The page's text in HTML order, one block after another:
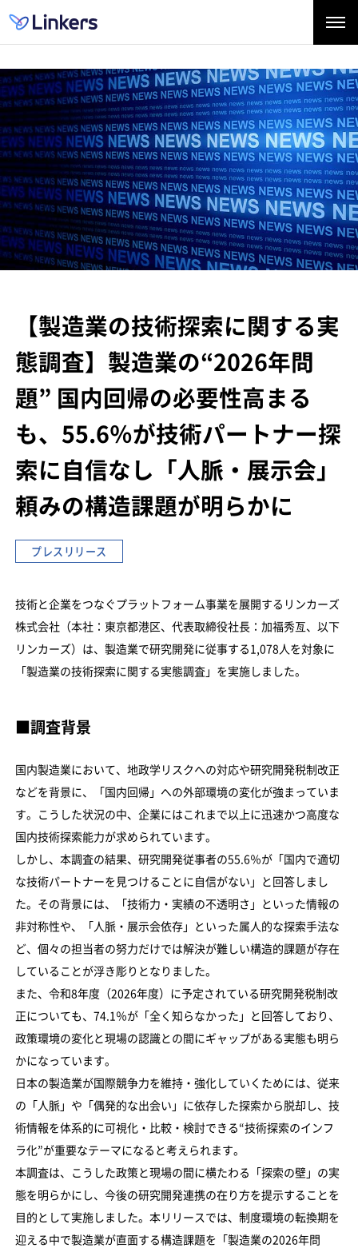
【製造業の技術探索に関する実
態調査】 製造業の“2026年問
題” 国内回帰の必要性高まる
も、55.6％が技術パートナー探
索に自信なし
「人脈・展示会」
頼みの構造課題が明らかに
プレスリリース
技術と企業をつなぐプラットフォーム事業を展開するリンカーズ
株式会社（本社：東京都港区、代表取締役社長：加福秀亙、以下
リンカーズ）は、製造業で研究開発に従事する1,078人を対象に
「製造業の技術探索に関する実態調査」を実施しました。
■調査背景
国内製造業において、地政学リスクへの対応や研究開発税制改正
などを背景に、「国内回帰」への外部環境の変化が強まっていま
す。こうした状況の中、企業にはこれまで以上に迅速かつ高度な
国内技術探索能力が求められています。
しかし、本調査の結果、研究開発従事者の55.6％が「国内で適切
な技術パートナーを見つけることに自信がない」と回答しまし
た。その背景には、「技術力・実績の不透明さ」といった情報の
非対称性や、「人脈・展示会依存」といった属人的な探索手法な
ど、個々の担当者の努力だけでは解決が難しい構造的課題が存在
していることが浮き彫りとなりました。
また、令和8年度（2026年度）に予定されている研究開発税制改
正についても、74.1％が「全く知らなかった」と回答しており、
政策環境の変化と現場の認識との間にギャップがある実態も明ら
かになっています。
日本の製造業が国際競争力を維持・強化していくためには、従来
の「人脈」や「偶発的な出会い」に依存した探索から脱却し、技
術情報を体系的に可視化・比較・検討できる“技術探索のインフ
ラ化”が重要なテーマになると考えられます。
本調査は、こうした政策と現場の間に横たわる「探索の壁」の実
態を明らかにし、今後の研究開発連携の在り方を提示することを
目的として実施しました。本リリースでは、制度環境の転換期を
迎える中で製造業が直面する構造課題を「製造業の2026年問